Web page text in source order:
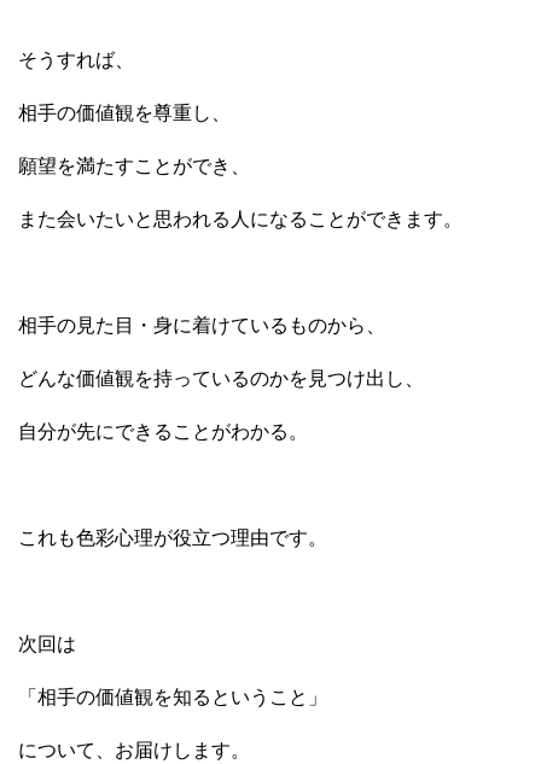
そうすれば、
相手の価値観を尊重し、
願望を満たすことができ、
また会いたいと思われる人になることができます。
相手の見た目・身に着けているものから、
どんな価値観を持っているのかを見つけ出し、
自分が先にできることがわかる。
これも色彩心理が役立つ理由です。
次回は
「相手の価値観を知るということ」
について、お届けします。